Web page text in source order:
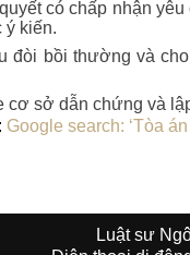
có chấp nhận
ý kiến.
đòi bồi thường và
cơ sở dẫn chứng và
: Google search: ‘Tòa
Luật sư